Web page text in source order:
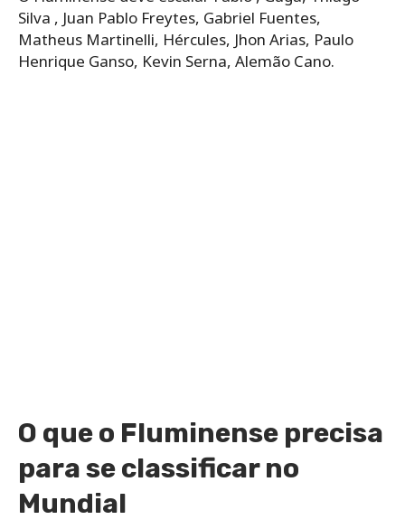
Silva , Juan Pablo Freytes, Gabriel Fuentes,
Matheus Martinelli, Hércules, Jhon Arias, Paulo
Henrique Ganso, Kevin Serna, Alemão Cano.
O que o Fluminense precisa
para se classificar no
Mundial